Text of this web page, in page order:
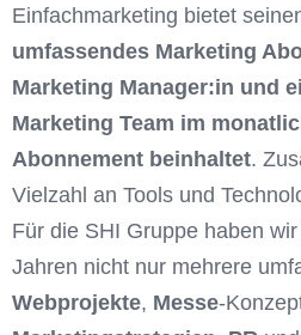
Einfachmarketing bietet
umfassendes Marketing
Marketing Manager:in und
Marketing Team im
Abonnement beinhaltet.
Vielzahl an Tools und
Für die SHI Gruppe haben
Jahren nicht nur mehrere
Webprojekte, Messe-